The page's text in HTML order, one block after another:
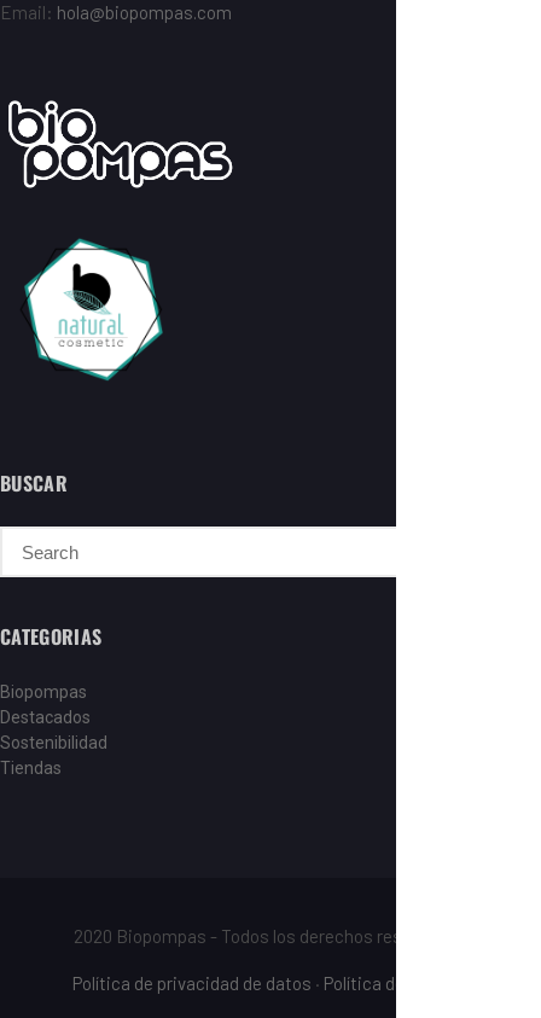
Email: hola@biopompas.com
BUSCAR
CATEGORIAS
Biopompas
Destacados
Sostenibilidad
Tiendas
2020 Biopompas - Todos los derechos reservados.
Política de privacidad de datos · Política de cookies